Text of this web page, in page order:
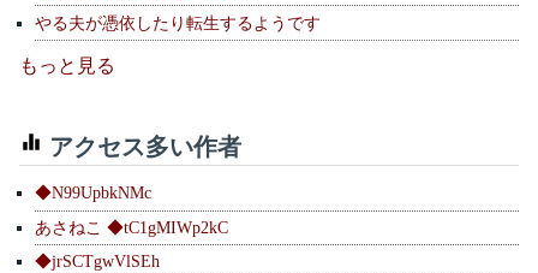
やる夫が憑依したり転生するようです
もっと見る
アクセス多い作者
◆N99UpbkNMc
あさねこ ◆tC1gMIWp2kC
◆jrSCTgwVlSEh